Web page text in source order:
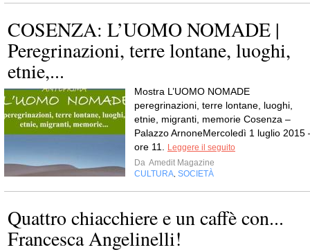
COSENZA: L’UOMO NOMADE |
Peregrinazioni, terre lontane, luoghi,
etnie,...
Mostra L’UOMO NOMADE
peregrinazioni, terre lontane, luoghi,
etnie, migranti, memorie Cosenza –
Palazzo ArnoneMercoledì 1 luglio 2015
ore 11.
Leggere il seguito
Da Amedit Magazine
CULTURA SOCIETÀ
Quattro chiacchiere e un caffè con...
Francesca Angelinelli!